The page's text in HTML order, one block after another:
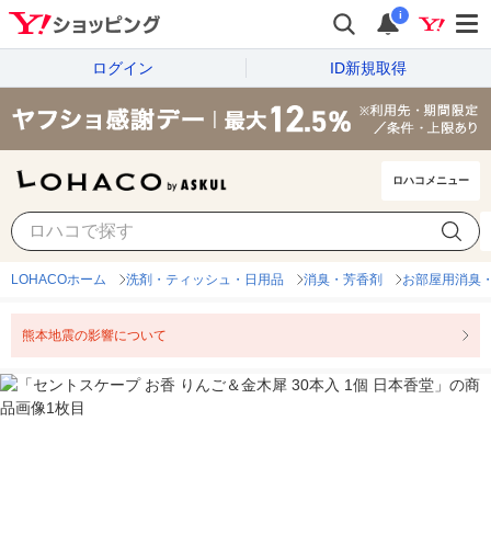
i
ログイン ID新規取得
ロハコメニュー
LOHACOホーム 洗剤・ティッシュ・日用品 消臭・芳香剤 お部屋用消臭
熊本地震の影響について